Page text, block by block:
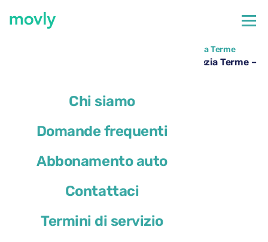
Chi siamo
Domande frequenti
Abbonamento auto
Contattaci
Termini di servizio
Tutte le auto disponibili all'aeroporto di Lamezia Terme
Noleggio Toyota Yaris all’aeroporto di Lamezia Terme –